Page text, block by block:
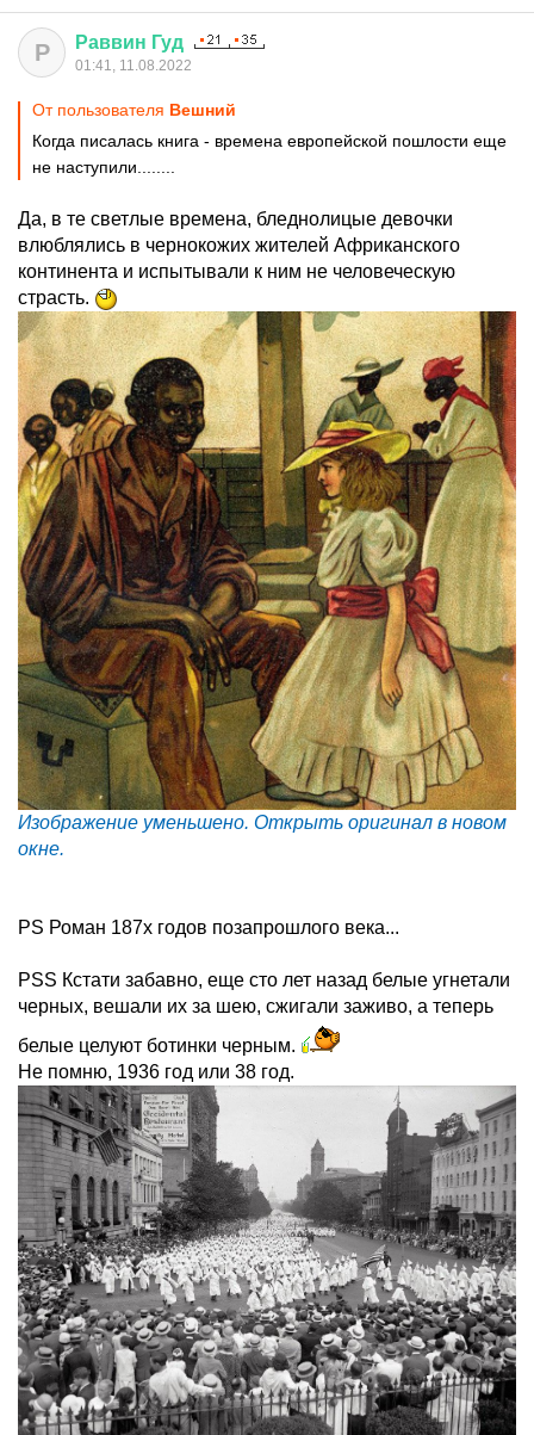
Р Раввин Гуд
01:41, 11.08.2022
От пользователя Вешний
Когда писалась книга - времена европейской пошлости еще
не наступили........
Да, в те светлые времена, бледнолицые девочки
влюблялись в чернокожих жителей Африканского
континента и испытывали к ним не человеческую
страсть.
Изображение уменьшено. Открыть оригинал в новом
окне.
PS Роман 187х годов позапрошлого века...
PSS Кстати забавно, еще сто лет назад белые угнетали
черных, вешали их за шею, сжигали заживо, а теперь
белые целуют ботинки черным.
Не помню, 1936 год или 38 год.